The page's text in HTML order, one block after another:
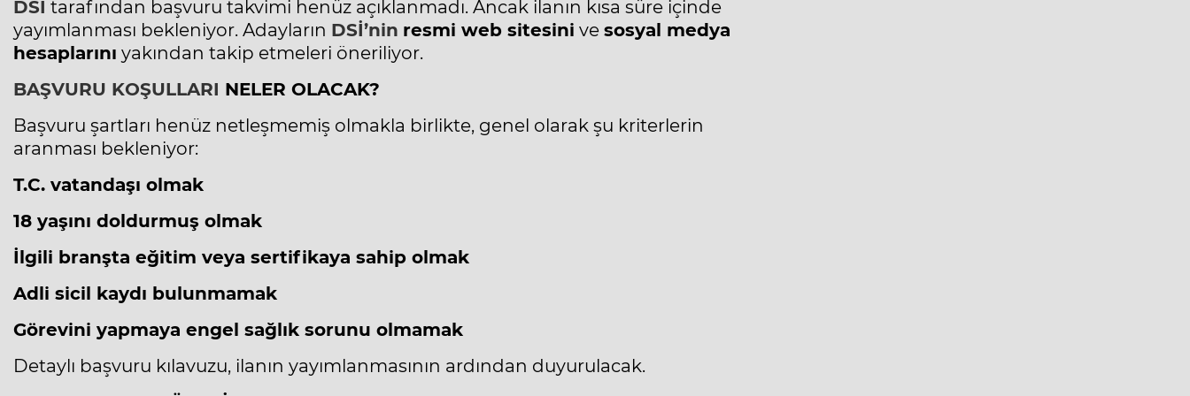
DSİ tarafından başvuru takvimi henüz açıklanmadı. Ancak ilanın kısa süre içinde
yayımlanması bekleniyor. Adayların DSİ’nin resmi web sitesini ve sosyal medya
hesaplarını yakından takip etmeleri öneriliyor.
BAŞVURU KOŞULLARI NELER OLACAK?
Başvuru şartları henüz netleşmemiş olmakla birlikte, genel olarak şu kriterlerin
aranması bekleniyor:
T.C. vatandaşı olmak
18 yaşını doldurmuş olmak
İlgili branşta eğitim veya sertifikaya sahip olmak
Adli sicil kaydı bulunmamak
Görevini yapmaya engel sağlık sorunu olmamak
Detaylı başvuru kılavuzu, ilanın yayımlanmasının ardından duyurulacak.